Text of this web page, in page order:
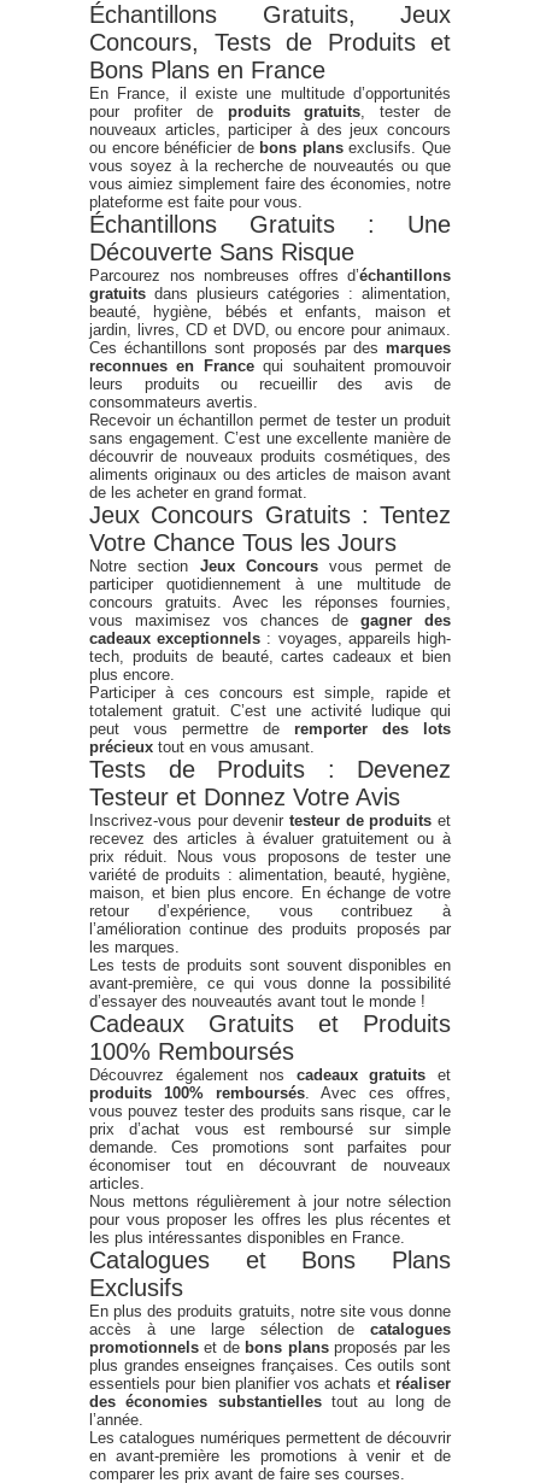
Échantillons Gratuits, Jeux
Concours, Tests de Produits et
Bons Plans en France
En France, il existe une multitude d’opportunités
pour profiter de produits gratuits, tester de
nouveaux articles, participer à des jeux concours
ou encore bénéficier de bons plansexclusifs. Que
vous soyez à la recherche de nouveautés ou que
vous aimiez simplement faire des économies, notre
plateforme est faite pour vous.
Échantillons Gratuits : Une
Découverte Sans Risque
Parcourez nos nombreuses offres d’échantillons
gratuits dans plusieurs catégories : alimentation,
beauté, hygiène, bébés et enfants, maison et
jardin, livres, CD et DVD, ou encore pour animaux.
Ces échantillons sont proposés par des marques
reconnues en Francequi souhaitent promouvoir
leurs produits ou recueillir des avis de
consommateurs avertis.
Recevoir un échantillon permet de tester un produit
sans engagement. C’est une excellente manière de
découvrir de nouveaux produits cosmétiques, des
aliments originaux ou des articles de maison avant
de les acheter en grand format.
Jeux Concours Gratuits : Tentez
Votre Chance Tous les Jours
Notre section Jeux Concours vous permet de
participer quotidiennement à une multitude de
concours gratuits. Avec les réponses fournies,
vous maximisez vos chances de gagner des
cadeaux exceptionnels : voyages, appareils high-
tech, produits de beauté, cartes cadeaux et bien
plus encore.
Participer à ces concours est simple, rapide et
totalement gratuit. C’est une activité ludique qui
peut vous permettre de remporter des lots
précieux tout en vous amusant.
Tests de Produits : Devenez
Testeur et Donnez Votre Avis
Inscrivez-vous pour devenir testeur de produits et
recevez des articles à évaluer gratuitement ou à
prix réduit. Nous vous proposons de tester une
variété de produits : alimentation, beauté, hygiène,
maison, et bien plus encore. En échange de votre
retour d’expérience, vous contribuez à
l’amélioration continue des produits proposés par
les marques.
Les tests de produits sont souvent disponibles en
avant-première, ce qui vous donne la possibilité
d’essayer des nouveautés avant tout le monde !
Cadeaux Gratuits et Produits
100% Remboursés
Découvrez également nos cadeaux gratuits et
produits 100% remboursés. Avec ces offres,
vous pouvez tester des produits sans risque, car le
prix d’achat vous est remboursé sur simple
demande. Ces promotions sont parfaites pour
économiser tout en découvrant de nouveaux
articles.
Nous mettons régulièrement à jour notre sélection
pour vous proposer les offres les plus récentes et
les plus intéressantes disponibles en France.
Catalogues et Bons Plans
Exclusifs
En plus des produits gratuits, notre site vous donne
accès à une large sélection de catalogues
promotionnels et de bons plansproposés par les
plus grandes enseignes françaises. Ces outils sont
essentiels pour bien planifier vos achats et réaliser
des économies substantiellestout au long de
l’année.
Les catalogues numériques permettent de découvrir
en avant-première les promotions à venir et de
comparer les prix avant de faire ses courses.